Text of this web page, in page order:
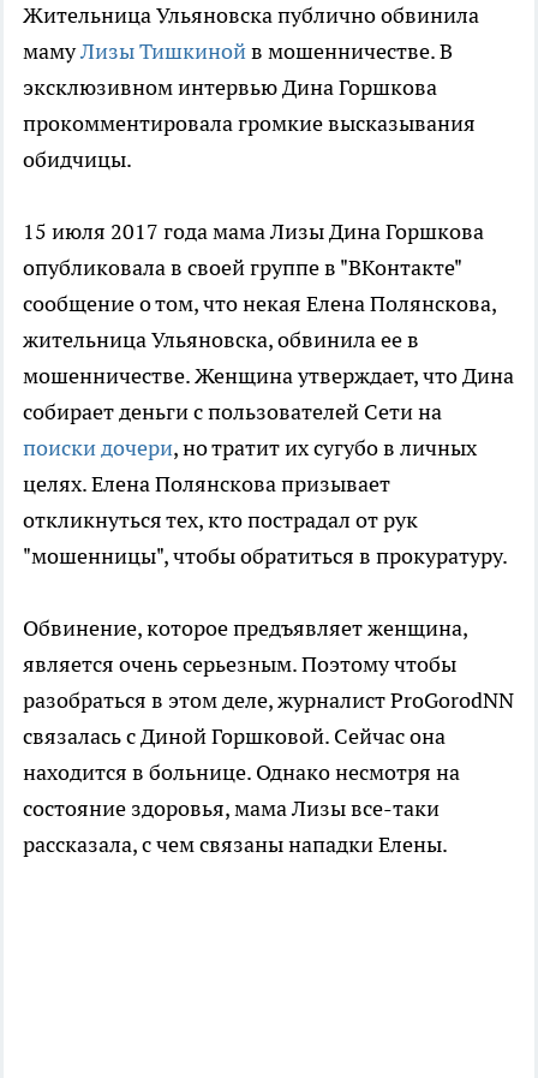
Жительница Ульяновска публично обвинила
мамуЛизы Тишкинойв мошенничестве. В
эксклюзивном интервью Дина Горшкова
прокомментировала громкие высказывания
обидчицы.
15 июля 2017 года мама Лизы Дина Горшкова
опубликовала в своей группе в "ВКонтакте"
сообщение о том, что некая Елена Полянскова,
жительница Ульяновска, обвинила ее в
мошенничестве. Женщина утверждает, что Дина
собирает деньги с пользователей Сети на
поиски дочери, но тратит их сугубо в личных
целях. Елена Полянскова призывает
откликнуться тех, кто пострадал от рук
"мошенницы", чтобы обратиться в прокуратуру.
Обвинение, которое предъявляет женщина,
является очень серьезным. Поэтому чтобы
разобраться в этом деле, журналист ProGorodNN
связалась с Диной Горшковой. Сейчас она
находится в больнице. Однако несмотря на
состояние здоровья, мама Лизы все-таки
рассказала, с чем связаны нападки Елены.